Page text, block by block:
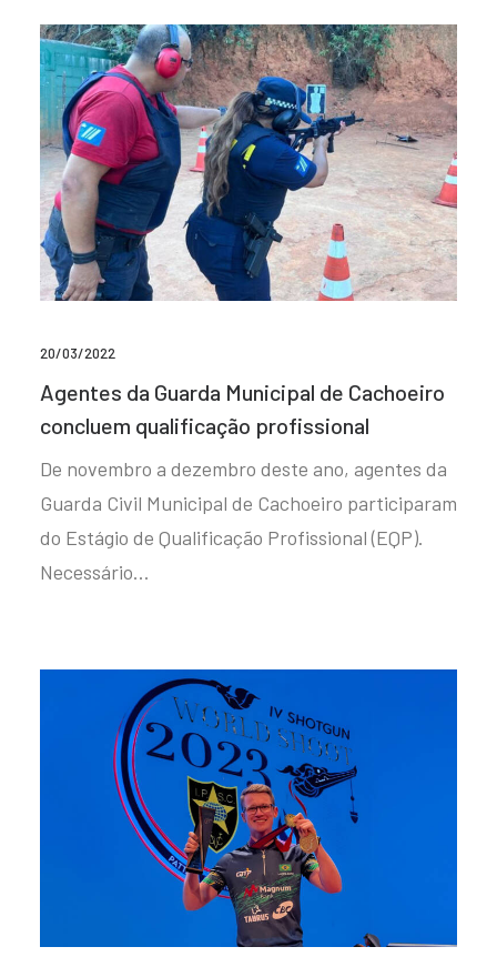
20/03/2022
Agentes da Guarda Municipal de Cachoeiro
concluem qualificação profissional
De novembro a dezembro deste ano, agentes da
Guarda Civil Municipal de Cachoeiro participaram
do Estágio de Qualificação Profissional (EQP).
Necessário…